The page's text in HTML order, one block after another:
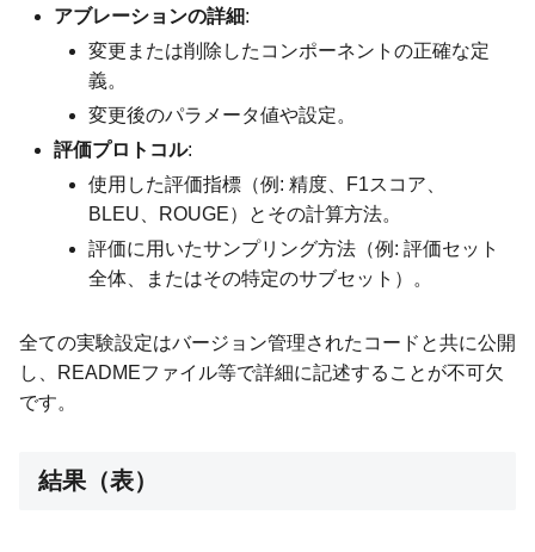
アブレーションの詳細:
変更または削除したコンポーネントの正確な定
義。
変更後のパラメータ値や設定。
評価プロトコル:
使用した評価指標（例: 精度、F1スコア、
BLEU、ROUGE）とその計算方法。
評価に用いたサンプリング方法（例: 評価セット
全体、またはその特定のサブセット）。
全ての実験設定はバージョン管理されたコードと共に公開
し、READMEファイル等で詳細に記述することが不可欠
です。
結果（表）